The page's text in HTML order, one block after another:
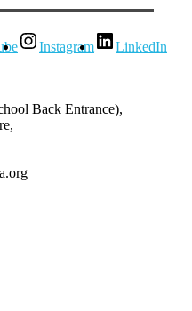
Instagram
LinkedIn
Back Entrance),